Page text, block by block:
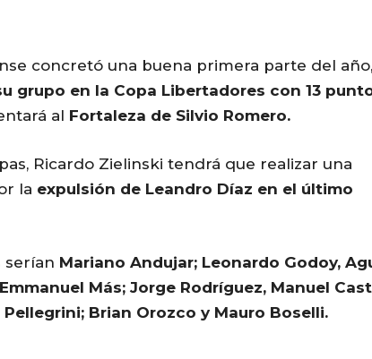
concretó una buena primera parte del año,
grupo en la Copa Libertadores con 13
al Fortaleza de Silvio Romero.
Ricardo Zielinski tendrá que realizar una
la expulsión de Leandro Díaz en el último
serían Mariano Andujar; Leonardo Godoy,
Más; Jorge Rodríguez, Manuel
Brian Orozco y Mauro Boselli.